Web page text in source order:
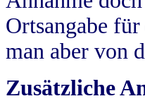
Ortsangabe
man aber von
Zusätzliche